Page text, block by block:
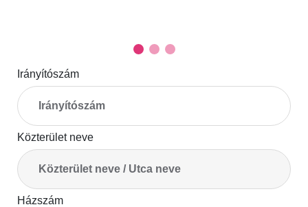
Irányítószám
Közterület neve
Házszám